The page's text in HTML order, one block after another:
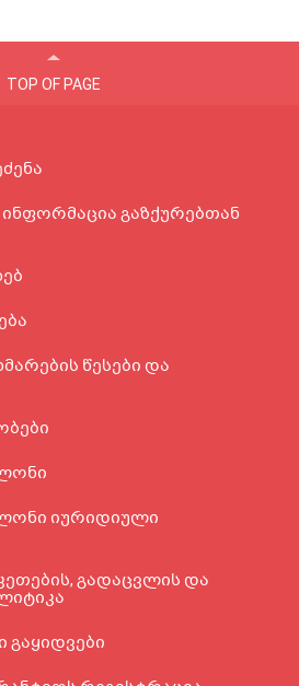
TOP OF PAGE
გაზქურებთან
წესები და
იურიდიული
გადაცვლის და